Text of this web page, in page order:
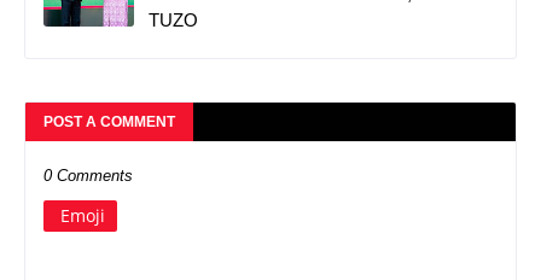
TUZO
POST A COMMENT
0 Comments
Emoji